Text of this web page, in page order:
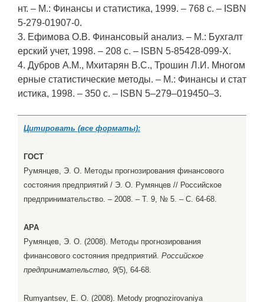
нт. – М.: Финансы и статистика, 1999. – 768 c. – ISBN
5-279-01907-0.
3. Ефимова О.В. Финансовый анализ. – М.: Бухгалт
ерский учет, 1998. – 208 c. – ISBN 5-85428-099-X.
4. Дубров А.М., Мхитарян В.С., Трошин Л.И. Многом
ерные статистические методы. – М.: Финансы и стат
истика, 1998. – 350 c. – ISBN 5–279–019450–3.
Цитировать (все форматы):
ГОСТ
Румянцев, Э. О. Методы прогнозирования финансового
состояния предприятий / Э. О. Румянцев // Российское
предпринимательство. – 2008. – Т. 9, № 5. – С. 64-68.
APA
Румянцев, Э. О. (2008). Методы прогнозирования
финансового состояния предприятий. Российское
предпринимательство, 9(5), 64-68.
Rumyantsev, E. O. (2008). Metody prognozirovaniya